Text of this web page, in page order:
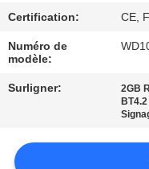
CONTACTEZ-
NOUS
DEMANDEZ
UNE
Certification: CE,
Numéro de
modèle:
Surligner: 2GB